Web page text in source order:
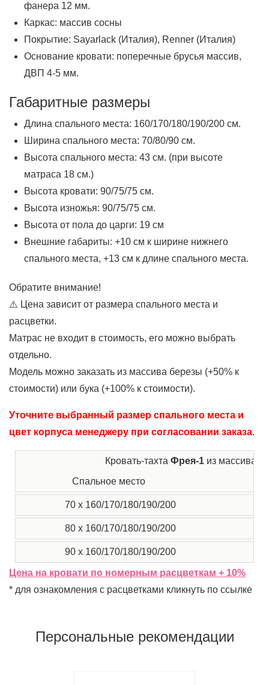
фанера 12 мм.
Каркас: массив сосны
Покрытие: Sayarlack (Италия), Renner (Италия)
Основание кровати: поперечные брусья массив,
ДВП 4-5 мм.
Габаритные размеры
Длина спального места: 160/170/180/190/200 см.
Ширина спального места: 70/80/90 см.
Высота спального места: 43 см. (при высоте
матраса 18 см.)
Высота кровати: 90/75/75 см.
Высота изножья: 90/75/75 см.
Высота от пола до царги: 19 см
Внешние габариты: +10 см к ширине нижнего
спального места, +13 см к длине спального места.
Обратите внимание!
⚠️ Цена зависит от размера спального места и
расцветки.
Матрас не входит в стоимость, его можно выбрать
отдельно.
Модель можно заказать из массива березы (+50% к
стоимости) или бука (+100% к стоимости).
Уточните выбранный размер спального места и
цвет корпуса менеджеру при согласовании заказа.
Кровать-тахта Фрея-1 из массива
Спальное место
70 x 160/170/180/190/200
80 x 160/170/180/190/200
90 x 160/170/180/190/200
Цена на кровати по номерным расцветкам + 10%
* для ознакомления с расцветками кликнуть по ссылке
Персональные рекомендации